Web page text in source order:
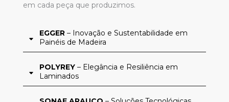
em cada peça que produzimos.
EGGER – Inovação e Sustentabilidade em
Painéis de Madeira
POLYREY – Elegância e Resiliência em
Laminados